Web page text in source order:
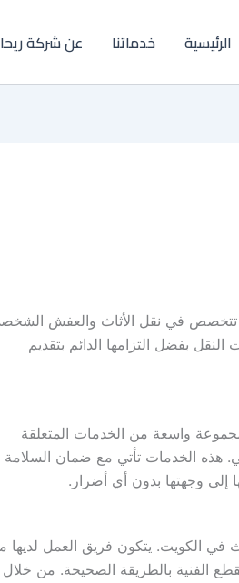
الرئيسية خدماتنا عن شركة
في نقل الأثاث والعفش
بفضل التزامها الدائم بتقديم
واسعة من الخدمات المتعلقة
هذه الخدمات تأتي مع ضمان السلامة
إلى وجهتها بدون أي أضرار.
الكويت. يتكون فريق العمل لديها
الفنية بالطريقة الصحيحة. من خلال